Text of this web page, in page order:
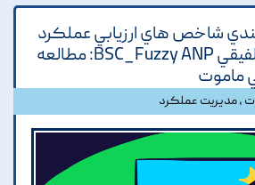
شاخص هاي ارزيابي عملکرد
سازماني با رويکرد تلفيقي BSC_Fuzzy ANP: مطالعه
ماموت
،مدیریت عملکرد